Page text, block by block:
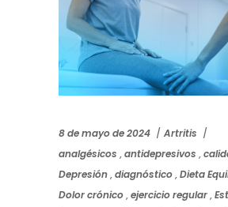
8 de mayo de 2024
Artritis
analgésicos ,antidepresivos ,
Depresión,diagnóstico,Dieta
Dolor crónico,ejercicio regular,